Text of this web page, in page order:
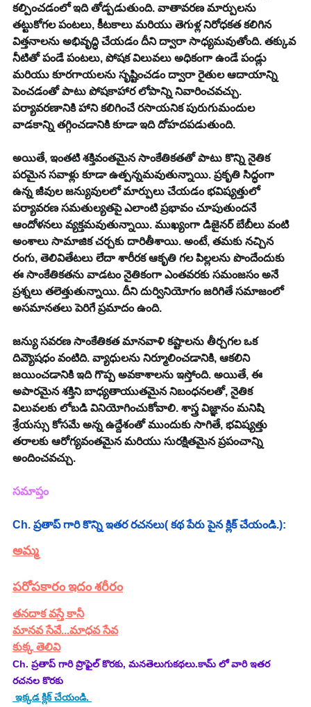
కల్పించడంలో ఇది తోడ్పడుతుంది. వాతావరణ మార్పులను
తట్టుకోగల పంటలు, కీటకాలు మరియు తెగుళ్ల నిరోధకత కలిగిన
విత్తనాలను అభివృద్ధి చేయడం దీని ద్వారా సాధ్యమవుతోంది. తక్కువ
నీటితో పండే పంటలు, పోషక విలువలు అధికంగా ఉండే పండ్లు
మరియు కూరగాయలను సృష్టించడం ద్వారా రైతుల ఆదాయాన్ని
పెంచడంతో పాటు పోషకాహార లోపాన్ని నివారించవచ్చు.
పర్యావరణానికి హాని కలిగించే రసాయనిక పురుగుమందుల
వాడకాన్ని తగ్గించడానికి కూడా ఇది దోహదపడుతుంది.
అయితే, ఇంతటి శక్తివంతమైన సాంకేతికతతో పాటు కొన్ని నైతిక
పరమైన సవాళ్లు కూడా ఉత్పన్నమవుతున్నాయి. ప్రకృతి సిద్ధంగా
ఉన్న జీవుల జన్యువులలో మార్పులు చేయడం భవిష్యత్తులో
పర్యావరణ సమతుల్యతపై ఎలాంటి ప్రభావం చూపుతుందనే
ఆందోళనలు వ్యక్తమవుతున్నాయి. ముఖ్యంగా డిజైనర్ బేబీలు వంటి
అంశాలు సామాజిక చర్చకు దారితీశాయి. అంటే, తమకు నచ్చిన
రంగు, తెలివితేటలు లేదా శారీరక ఆకృతి గల పిల్లలను పొందేందుకు
ఈ సాంకేతికతను వాడటం నైతికంగా ఎంతవరకు సమంజసం అనే
ప్రశ్నలు తలెత్తుతున్నాయి. దీని దుర్వినియోగం జరిగితే సమాజంలో
అసమానతలు పెరిగే ప్రమాదం ఉంది.
జన్యు సవరణ సాంకేతికత మానవాళి కష్టాలను తీర్చగల ఒక
దివ్యౌషధం వంటిది. వ్యాధులను నిర్మూలించడానికి, ఆకలిని
జయించడానికి ఇది గొప్ప అవకాశాలను ఇస్తోంది. అయితే, ఈ
అపారమైన శక్తిని బాధ్యతాయుతమైన నిబంధనలతో, నైతిక
విలువలకు లోబడి వినియోగించుకోవాలి. శాస్త్ర విజ్ఞానం మనిషి
శ్రేయస్సు కోసమే అన్న ఉద్దేశంతో ముందుకు సాగితే, భవిష్యత్తు
తరాలకు ఆరోగ్యవంతమైన మరియు సురక్షితమైన ప్రపంచాన్ని
అందించవచ్చు.
సమాప్తం
Ch. ప్రతాప్ గారి కొన్ని ఇతర రచనలు( కథ పేరు పైన క్లిక్ చేయండి.):
అమ్మ
పరోపకారం ఇదం శరీరం
తనదాక వస్తే కానీ
మానవ సేవే...మాధవ సేవ
కుక్క తెలివి
Ch. ప్రతాప్ గారి ప్రొఫైల్ కొరకు, మనతెలుగుకథలు.కామ్ లో వారి ఇతర
రచనల కొరకు
ఇక్కడ క్లిక్ చేయండి.